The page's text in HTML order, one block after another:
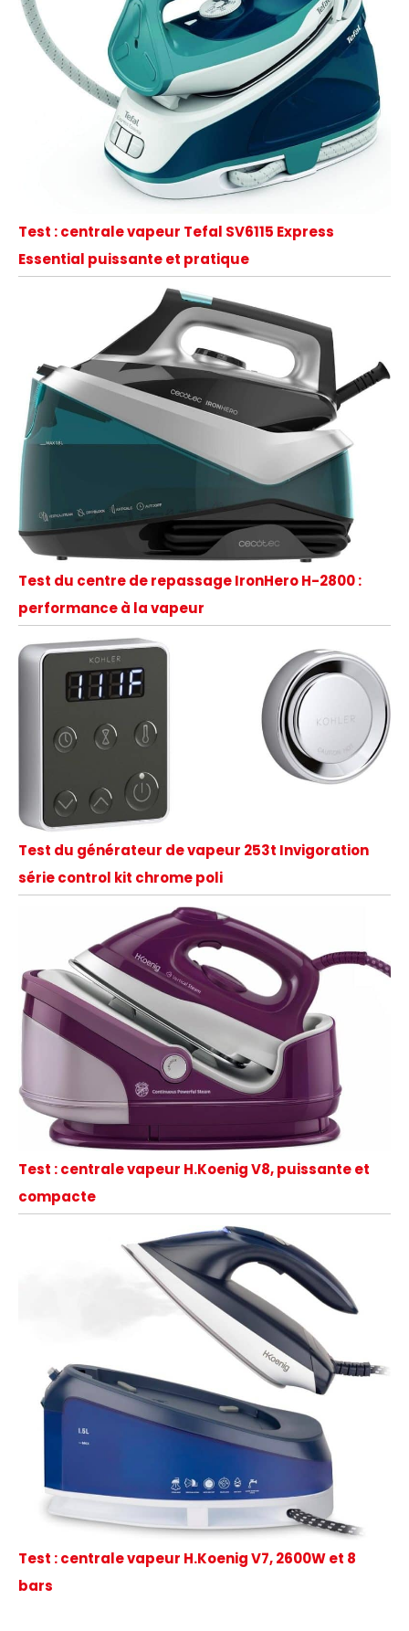
Test : centrale vapeur Tefal SV6115 Express
Essential puissante et pratique
Test du centre de repassage IronHero H-2800 :
performance à la vapeur
Test du générateur de vapeur 253t Invigoration
série control kit chrome poli
Test : centrale vapeur H.Koenig V8, puissante et
compacte
Test : centrale vapeur H.Koenig V7, 2600W et 8
bars